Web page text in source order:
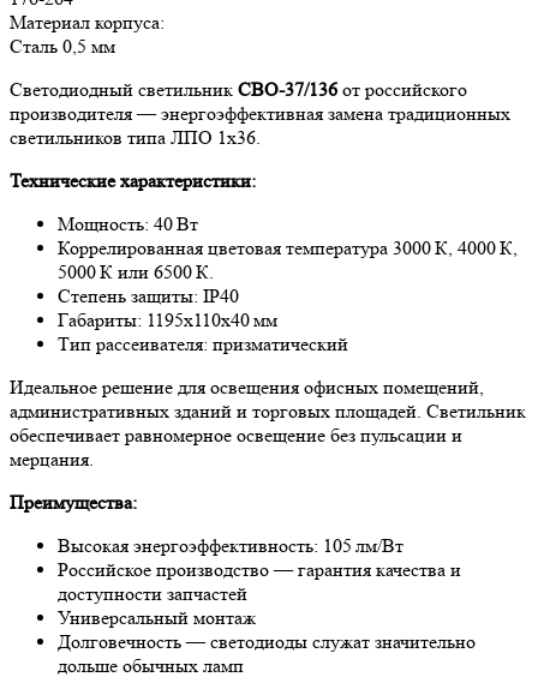
Материал корпуса:
Сталь 0,5 мм
Светодиодный светильник СВО-37/136 от российского
производителя — энергоэффективная замена традиционных
светильников типа ЛПО 1х36.
Технические характеристики:
Мощность: 40 Вт
Коррелированная цветовая температура 3000 К, 4000 К,
5000 К или 6500 К.
Степень защиты: IP40
Габариты: 1195х110х40 мм
Тип рассеивателя: призматический
Идеальное решение для освещения офисных помещений,
административных зданий и торговых площадей. Светильник
обеспечивает равномерное освещение без пульсации и
мерцания.
Преимущества:
Высокая энергоэффективность: 105 лм/Вт
Российское производство — гарантия качества и
доступности запчастей
Универсальный монтаж
Долговечность — светодиоды служат значительно
дольше обычных ламп